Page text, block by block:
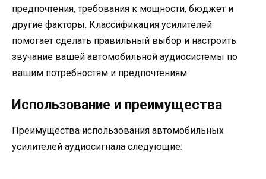
предпочтения, требования к мощности, бюджет и
другие факторы. Классификация усилителей
помогает сделать правильный выбор и настроить
звучание вашей автомобильной аудиосистемы по
вашим потребностям и предпочтениям.
Использование и преимущества
Преимущества использования автомобильных
усилителей аудиосигнала следующие: